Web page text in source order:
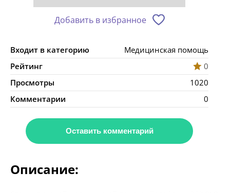
Добавить в избранное
Входит в категорию
Медицинская помощь
Рейтинг
0
Просмотры
1020
Комментарии
0
Оставить комментарий
Описание: